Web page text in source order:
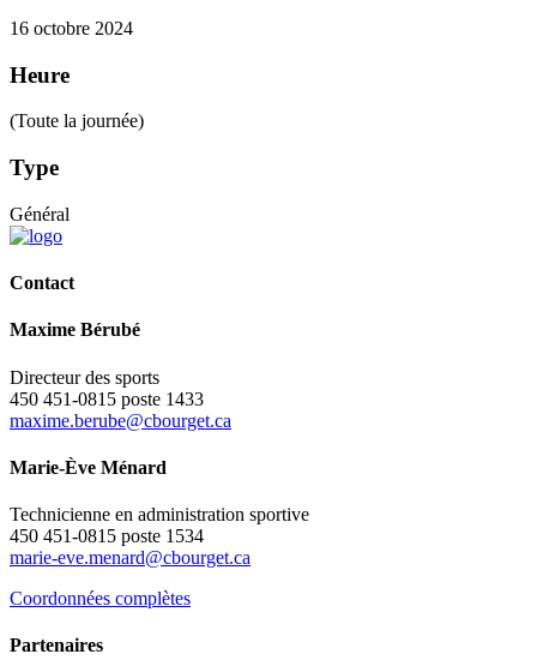
16 octobre 2024
Heure
(Toute la journée)
Type
Général
Contact
Maxime Bérubé
Directeur des sports
450 451-0815 poste 1433
maxime.berube@cbourget.ca
Marie-Ève Ménard
Technicienne en administration sportive
450 451-0815 poste 1534
marie-eve.menard@cbourget.ca
Coordonnées complètes
Partenaires